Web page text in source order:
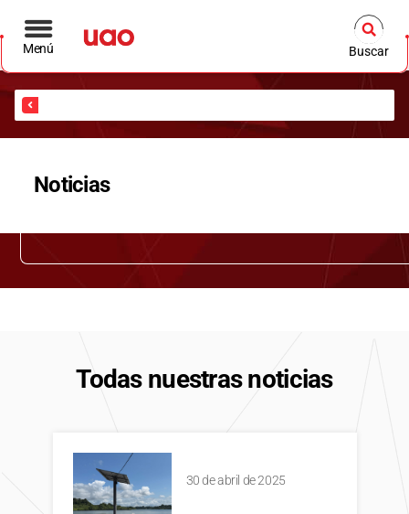
Menú Buscar
Noticias
Todas nuestras noticias
30 de abril de 2025